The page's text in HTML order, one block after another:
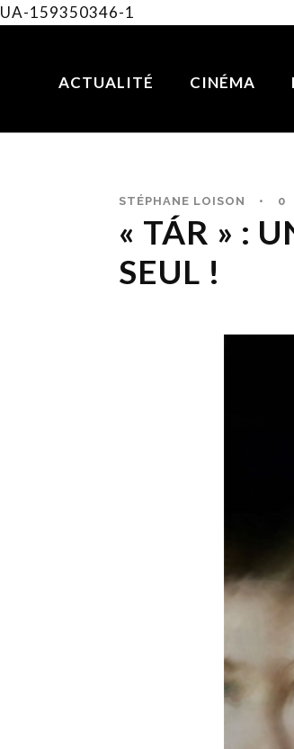
UA-159350346-1
ACTUALITÉ CINÉMA
STÉPHANE LOISON • 0
« TÁR » :
SEUL !